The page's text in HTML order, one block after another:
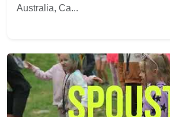
Australia, Ca...